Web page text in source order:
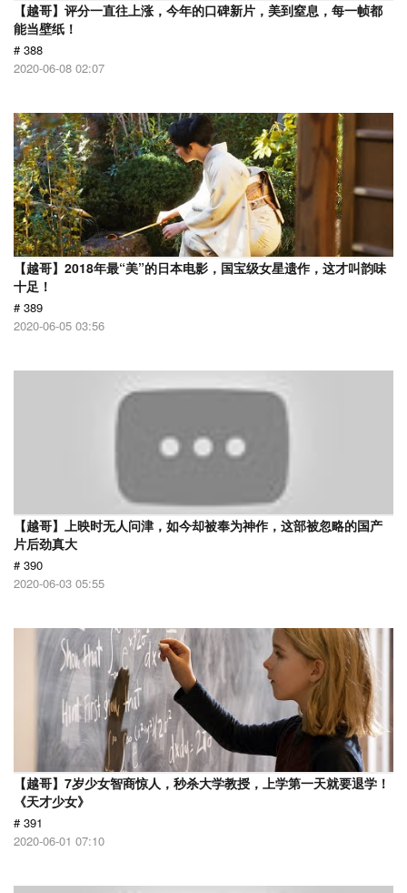
【越哥】评分一直往上涨，今年的口碑新片，美到窒息，每一帧都
能当壁纸！
# 388
2020-06-08 02:07
【越哥】2018年最“美”的日本电影，国宝级女星遗作，这才叫韵味
十足！
# 389
2020-06-05 03:56
【越哥】上映时无人问津，如今却被奉为神作，这部被忽略的国产
片后劲真大
# 390
2020-06-03 05:55
【越哥】7岁少女智商惊人，秒杀大学教授，上学第一天就要退学！
《天才少女》
# 391
2020-06-01 07:10